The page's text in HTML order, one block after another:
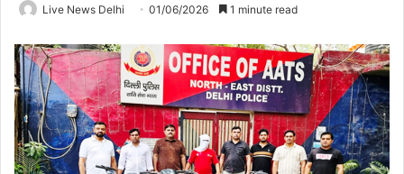
Live News Delhi 01/06/2026 1 minute read